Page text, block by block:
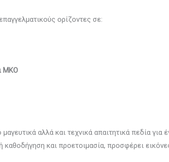
ορίζοντες σε:
ΜΚΟ
αλλά και τεχνικά απαιτητικά πεδία για
και προετοιμασία, προσφέρει